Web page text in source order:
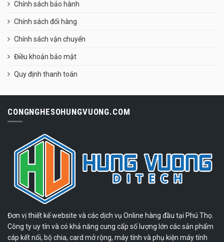
Chính sách bảo hành
Chính sách đổi hàng
Chính sách vận chuyển
Điều khoản bảo mật
Quy định thanh toán
CONGNGHESOHUNGVUONG.COM
Đơn vị thiết kế website và các dịch vụ Online hàng đầu tại Phú Thọ.
Công ty uy tín và có khả năng cung cấp số lượng lớn các sản phẩm
cáp kết nối, bộ chia, card mở rộng, máy tính và phụ kiện máy tính